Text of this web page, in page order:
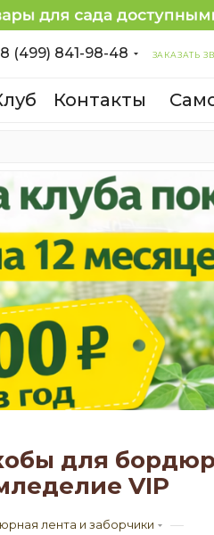
8 (499) 841-98-48 ЗАКАЗАТЬ
Контакты
для
VIP
лента и заборчики —